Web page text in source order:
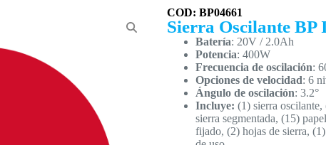
COD: BP04661
Sierra Oscilante
Batería: 20V / 2.0Ah
Potencia: 400W
Frecuencia de oscilación:
Opciones de velocidad: 6
Ángulo de oscilación: 3.2°
Incluye: (1) sierra
sierra segmentada, (15)
fijado, (2) hojas de sierra,